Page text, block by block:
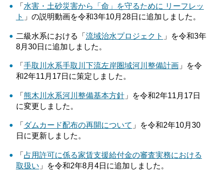
「 水害・土砂災害から「命」を守るために リーフレッ
ト 」の説明動画を令和3年10月28日に追加しました。
二級水系における「 流域治水プロジェクト 」を令和3年
8月30日に追加しました。
「 手取川水系手取川下流左岸圏域河川整備計画」を令
和2年11月17日に策定しました。
「 熊木川水系河川整備基本方針」を令和2年11月17日
に変更しました。
「 ダムカード配布の再開について 」を令和2年10月30
日に更新しました。
「 占用許可に係る家賃支援給付金の審査実務における
取扱い 」を令和2年8月4日に追加しました。